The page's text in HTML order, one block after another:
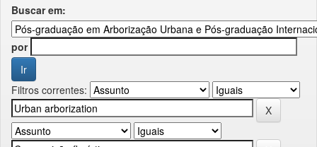
Buscar em:
por
Filtros correntes: